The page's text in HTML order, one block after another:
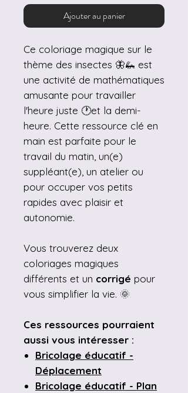
Ajouter au panier
Ce coloriage magique sur le
thème des insectes 🦋🦗 est
une activité de mathématiques
amusante pour travailler
l'heure juste 🕐et la demi-
heure. Cette ressource clé en
main est parfaite pour le
travail du matin, un(e)
suppléant(e), un atelier ou
pour occuper vos petits
rapides avec plaisir et
autonomie.
Vous trouverez deux
coloriages magiques
différents et un corrigé pour
vous simplifier la vie. 🌞
Ces ressources pourraient
aussi vous intéresser :
Bricolage éducatif -
Déplacement
Bricolage éducatif - Plan